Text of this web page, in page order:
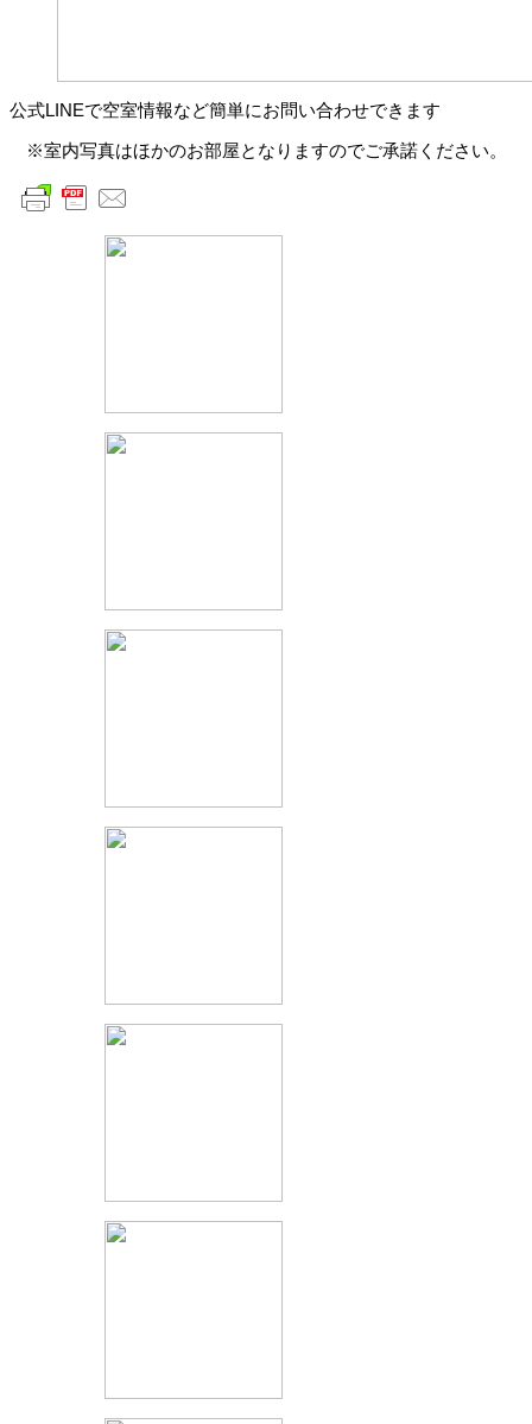
公式LINEで空室情報など簡単にお問い合わせできます
※室内写真はほかのお部屋となりますのでご承諾ください。